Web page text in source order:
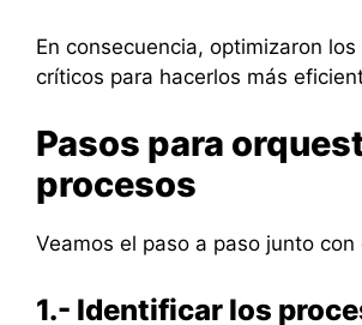
En consecuencia, optimizaron los
críticos para hacerlos más
Pasos para
procesos
Veamos el paso a paso junto con
1.- Identificar los